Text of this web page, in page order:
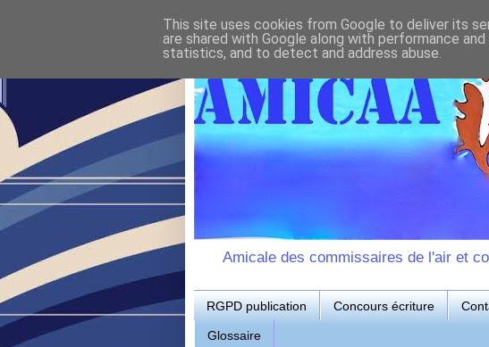
Amicale des commissaires de l'air et
RGPD publication Concours écriture
Glossaire
This site uses cookies from Google to deliver its
are shared with Google along with performance
statistics, and to detect and address abuse.